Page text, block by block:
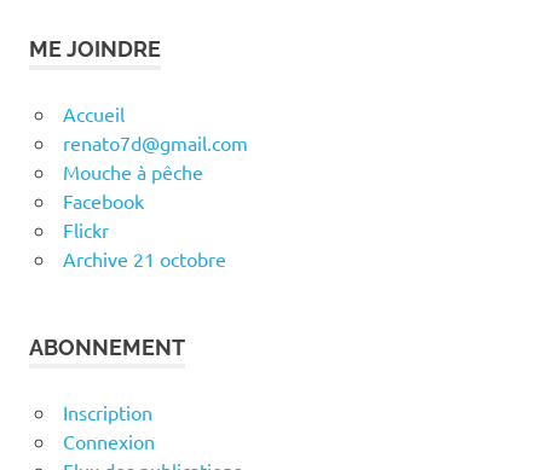
ME JOINDRE
Accueil
renato7d@gmail.com
Mouche à pêche
Facebook
Flickr
Archive 21 octobre
ABONNEMENT
Inscription
Connexion